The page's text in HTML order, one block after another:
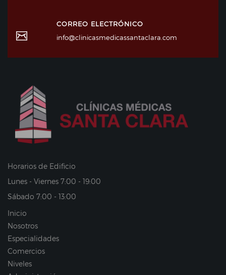
CORREO ELECTRÓNICO
info@clinicasmedicassantaclara.com
Horarios de Edificio
Lunes - Viernes 7:00 - 19:00
Sábado 7:00 - 13:00
Inicio
Nosotros
Especialidades
Comercios
Niveles